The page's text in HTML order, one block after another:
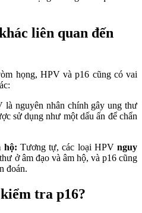
liên quan đến
họng, HPV và p16 cũng có vai
là nguyên nhân chính gây ung thư
sử dụng như một dấu ấn để chẩn
hộ: Tương tự, các loại HPV nguy
ở âm đạo và âm hộ, và p16 cũng
đoán.
tra p16?